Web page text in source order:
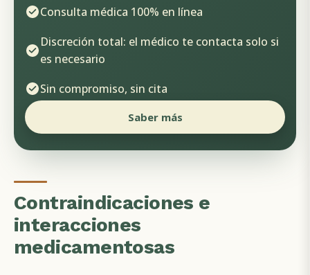
Consulta médica 100% en línea
Discreción total: el médico te contacta solo si
es necesario
Sin compromiso, sin cita
Saber más
Contraindicaciones e
interacciones
medicamentosas